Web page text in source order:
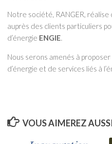
Notre société, RANGER, réalise
auprès des clients particuliers
d’énergie ENGIE.
Nous serons amenés à
d’énergie et de services liés à
VOUS AIMEREZ